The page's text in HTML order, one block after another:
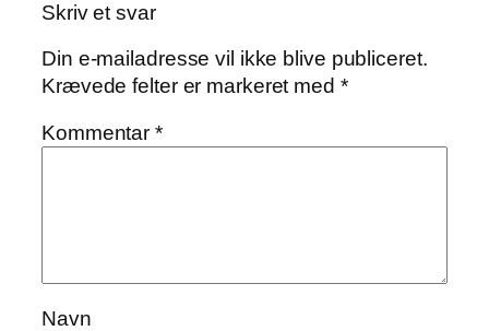
Skriv et svar
Din e-mailadresse vil ikke blive publiceret.
Krævede felter er markeret med *
Kommentar*
Navn